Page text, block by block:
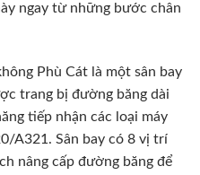
ngay từ những bước chân
Phù Cát là một sân bay
trang bị đường băng dài
tiếp nhận các loại máy
A321. Sân bay có 8 vị trí
nâng cấp đường băng để